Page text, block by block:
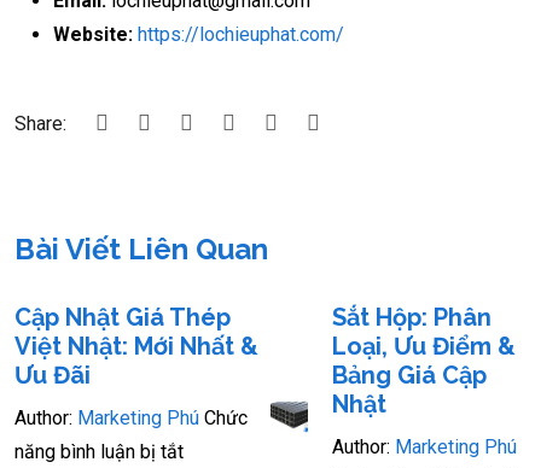
Website: https://lochieuphat.com/
Share:
Bài Viết Liên Quan
Cập Nhật Giá Thép
Việt Nhật: Mới Nhất &
Ưu Đãi
Author: Marketing Phú Chức
năng bình luận bị tắt
Sắt Hộp: Phân
Loại, Ưu Điểm &
Bảng Giá Cập
Nhật
Author: Marketing Phú